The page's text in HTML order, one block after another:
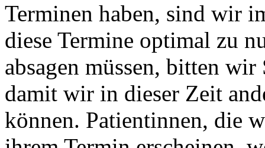
Terminen haben, sind wir
diese Termine optimal zu
absagen müssen, bitten
damit wir in dieser Zeit
können. Patientinnen, die